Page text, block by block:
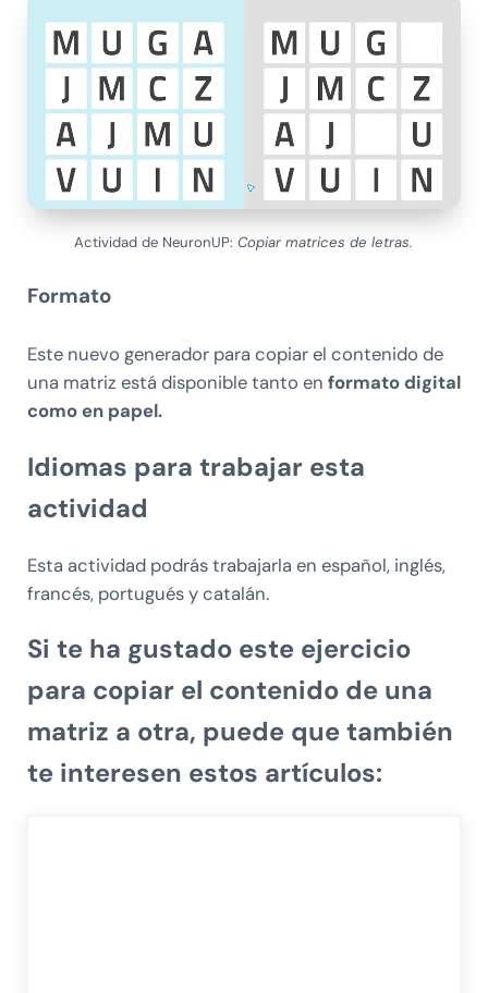
Actividad de NeuronUP:Copiar matrices de letras.
Formato
Este nuevo generador para copiar el contenido de
una matriz está disponible tanto en formato digital
como en papel.
Idiomas para trabajar esta
actividad
Esta actividad podrás trabajarla en español, inglés,
francés, portugués y catalán.
Si te ha gustado este ejercicio
para copiar el contenido de una
matriz a otra, puede que también
te interesen estos artículos: